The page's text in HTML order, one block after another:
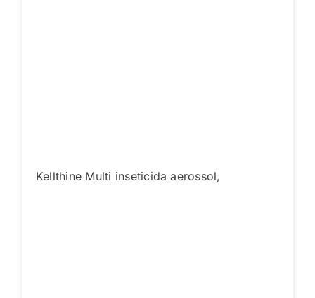
Kellthine Multi inseticida aerossol,